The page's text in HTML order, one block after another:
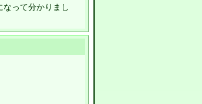
って分かりまし